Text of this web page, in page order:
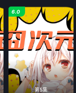
第5集
6.0